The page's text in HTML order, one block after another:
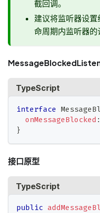
截回调。
建议将监听器设
命周期内监听器的
TypeScript
interface
onMessageBlocked :
}
接口原型
TypeScript
public